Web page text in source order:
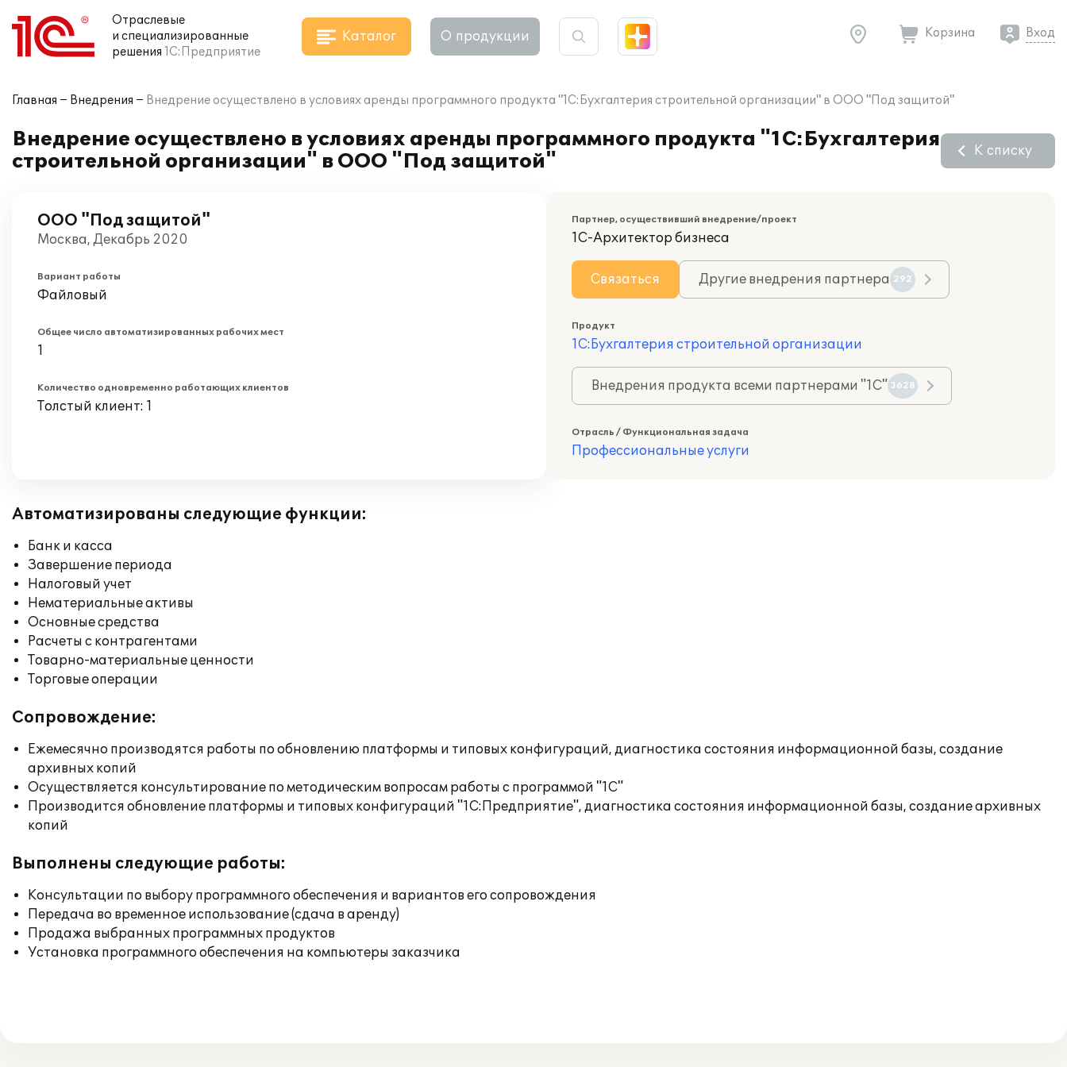
Отраслевые
и специализированные
решения 1С:Предприятие
Каталог О продукции Корзина Вход
Главная Внедрения Внедрение осуществлено в условиях аренды программного продукта "1С:Бухгалтерия строительной организации" в ООО "Под защитой"
Внедрение осуществлено в условиях аренды программного продукта "1С:Бухгалтерия
строительной организации" в ООО "Под защитой"
К списку
ООО "Под защитой"
Москва, Декабрь 2020
Вариант работы
Файловый
Общее число автоматизированных рабочих мест
1
Количество одновременно работающих клиентов
Толстый клиент: 1
Партнер, осуществивший внедрение/проект
1С-Архитектор бизнеса
Связаться Другие внедрения партнера 292
Продукт
1С:Бухгалтерия строительной организации
Внедрения продукта всеми партнерами "1С" 3628
Отрасль / Функциональная задача
Профессиональные услуги
Автоматизированы следующие функции:
Банк и касса
Завершение периода
Налоговый учет
Нематериальные активы
Основные средства
Расчеты с контрагентами
Товарно-материальные ценности
Торговые операции
Сопровождение:
Ежемесячно производятся работы по обновлению платформы и типовых конфигураций, диагностика состояния информационной базы, создание
архивных копий
Осуществляется консультирование по методическим вопросам работы с программой "1С"
Производится обновление платформы и типовых конфигураций "1С:Предприятие", диагностика состояния информационной базы, создание архивных
копий
Выполнены следующие работы:
Консультации по выбору программного обеспечения и вариантов его сопровождения
Передача во временное использование (сдача в аренду)
Продажа выбранных программных продуктов
Установка программного обеспечения на компьютеры заказчика